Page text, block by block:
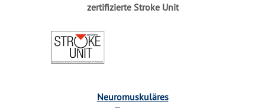
zertifizierte Stroke Unit
Neuromuskuläres